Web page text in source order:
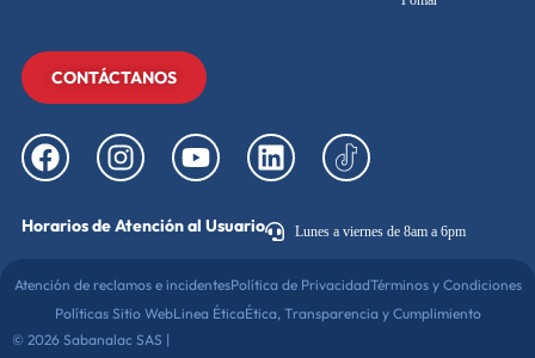
CONTÁCTANOS
Horarios de Atención al Usuario Lunes a viernes de 8am a 6pm
© 2026 Sabanalac SAS |
Atención de reclamos e incidentesPolítica de PrivacidadTérminos y Condiciones
Políticas Sitio WebLinea ÉticaÉtica, Transparencia y Cumplimiento